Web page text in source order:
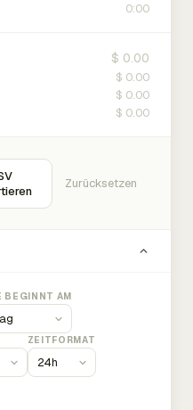
0:00
$ 0.00
$ 0.00
$ 0.00
$ 0.00
Zurücksetzen
BEGINNT AM
ZEITFORMAT